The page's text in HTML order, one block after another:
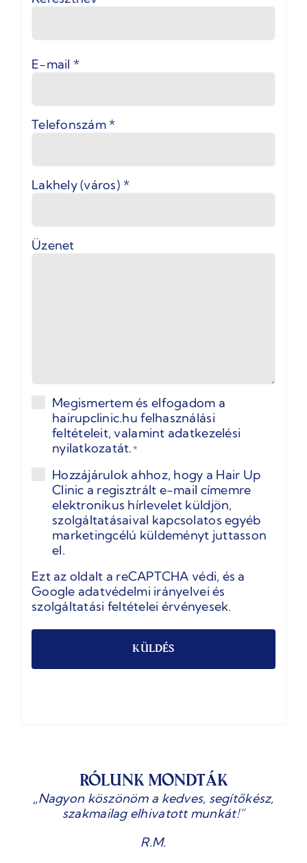
E-mail *
Telefonszám*
Lakhely (város) *
Üzenet
Adatkezelés
Megismertem és elfogadom a
hairupclinic.hufelhasználási
feltételeit, valamint adatkezelési
nyilatkozatát. *
HílevélHozzájárulok ahhoz, hogy a Hair Up
Clinic a regisztrált e-mail címemre
elektronikus hírlevelet küldjön,
szolgáltatásaival kapcsolatos egyéb
marketingcélú küldeményt juttasson
el.
Ezt az oldalt a reCAPTCHA védi, és a
Google adatvédelmi irányelvei és
szolgáltatási feltételei érvényesek.
Rólunk mondták
„Nagyon köszönöm a kedves, segítőkész,
szakmailag elhivatott munkát!”
R.M.